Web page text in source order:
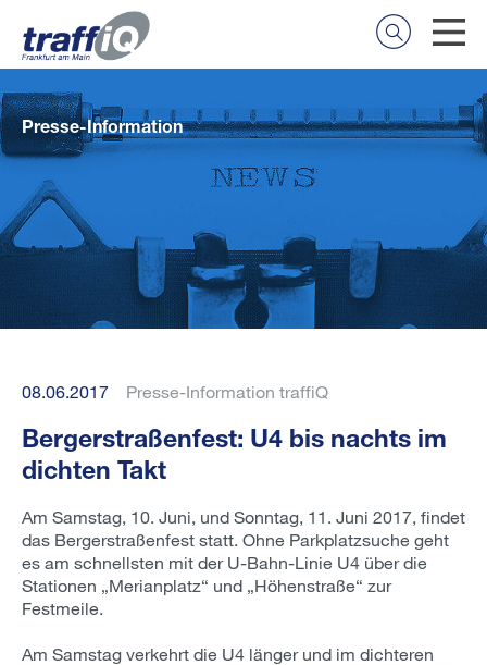
Presse-Information
08.06.2017 Presse-Information traffiQ
Bergerstraßenfest: U4 bis nachts im
dichten Takt
Am Samstag, 10. Juni, und Sonntag, 11. Juni 2017, findet
das Bergerstraßenfest statt. Ohne Parkplatzsuche geht
es am schnellsten mit der U-Bahn-Linie U4 über die
Stationen „Merianplatz“ und „Höhenstraße“ zur
Festmeile.
Am Samstag verkehrt die U4 länger und im dichteren